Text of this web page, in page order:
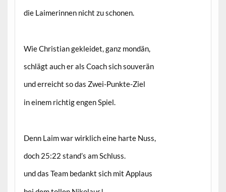
die Laimerinnen nicht zu schonen.
Wie Christian gekleidet, ganz mondän,
schlägt auch er als Coach sich souverän
und erreicht so das Zwei-Punkte-Ziel
in einem richtig engen Spiel.
Denn Laim war wirklich eine harte Nuss,
doch 25:22 stand’s am Schluss.
und das Team bedankt sich mit Applaus